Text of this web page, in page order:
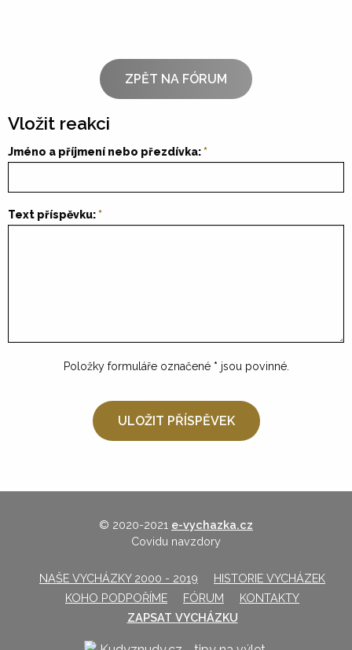
ZPĚT NA FÓRUM
Vložit reakci
Jméno a příjmení nebo přezdívka:
Text příspěvku:
Položky formuláře označené * jsou povinné.
© 2020-2021 e-vychazka.cz
Covidu navzdory
NAŠE VYCHÁZKY 2000 - 2019
HISTORIE VYCHÁZEK
KOHO PODPOŘÍME
FÓRUM
KONTAKTY
ZAPSAT VYCHÁZKU